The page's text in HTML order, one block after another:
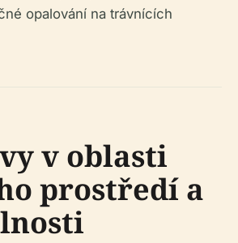
opalování na trávnících
v oblasti
prostředí a